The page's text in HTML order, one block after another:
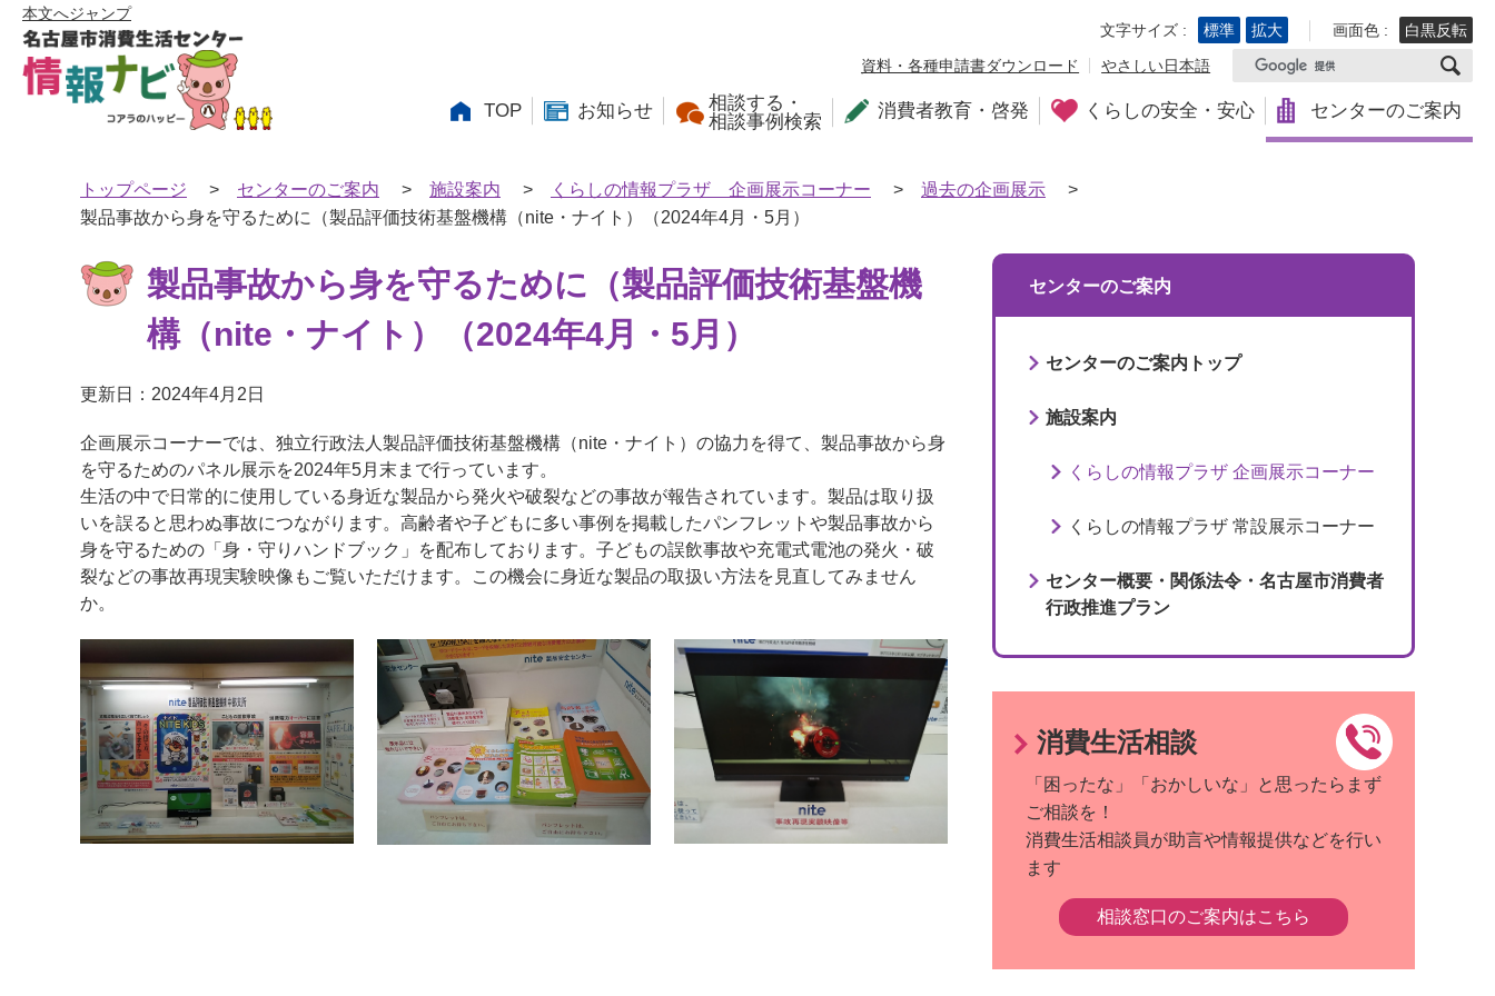
本文へジャンプ
文字サイズ :
標準 拡大 画面色 :
白黒反転
資料・各種申請書ダウンロード
やさしい日本語
TOP お知らせ
相談する・
相談事例検索
消費者教育・啓発 くらしの安全・安心 センターのご案内
トップページ > センターのご案内 > 施設案内 > くらしの情報プラザ 企画展示コーナー > 過去の企画展示
>
製品事故から身を守るために（製品評価技術基盤機構（nite・ナイト）（2024年4月・5月）
製品事故から身を守るために（製品評価技術基盤機
構（nite・ナイト）（2024年4月・5月）
更新日：2024年4月2日
企画展示コーナーでは、独立行政法人製品評価技術基盤機構（nite・ナイト）の協力を得て、製品事故から身
を守るためのパネル展示を2024年5月末まで行っています。
生活の中で日常的に使用している身近な製品から発火や破裂などの事故が報告されています。製品は取り扱
いを誤ると思わぬ事故につながります。高齢者や子どもに多い事例を掲載したパンフレットや製品事故から
身を守るための「身・守りハンドブック」を配布しております。子どもの誤飲事故や充電式電池の発火・破
裂などの事故再現実験映像もご覧いただけます。この機会に身近な製品の取扱い方法を見直してみません
か。
センターのご案内
センターのご案内トップ
施設案内
くらしの情報プラザ 企画展示コーナー
くらしの情報プラザ 常設展示コーナー
センター概要・関係法令・名古屋市消費者
行政推進プラン
消費生活相談
「困ったな」「おかしいな」と思ったらまず
ご相談を！
消費生活相談員が助言や情報提供などを行い
ます
相談窓口のご案内はこちら